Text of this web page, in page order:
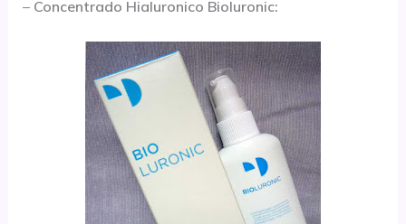
– Concentrado Hialuronico Bioluronic: